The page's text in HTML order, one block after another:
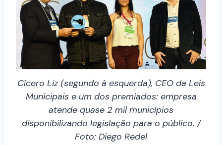
Cícero Liz (segundo à esquerda), CEO da Leis
Municipais e um dos premiados: empresa
atende quase 2 mil municípios
disponibilizando legislação para o público. /
Foto: Diego Redel